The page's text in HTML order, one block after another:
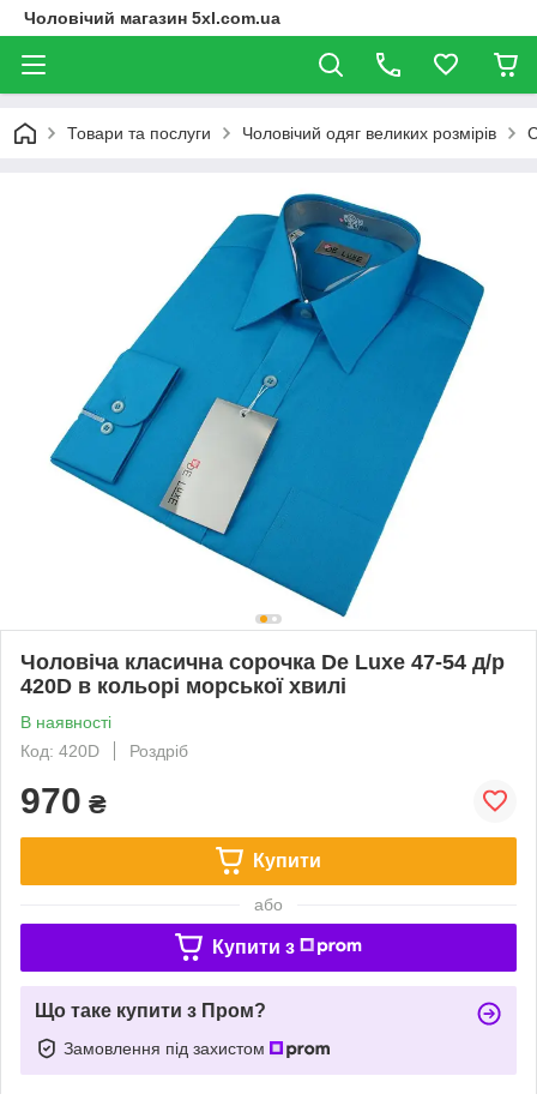
Чоловічий магазин 5xl.com.ua
Товари та послуги Чоловічий одяг великих розмірів
Чоловіча класична сорочка De Luxe 47-54 д/р
420D в кольорі морської хвилі
В наявності
Код: 420D
Роздріб
970 ₴
Купити
або
Купити з
Що таке купити з Пром?
Замовлення під захистом